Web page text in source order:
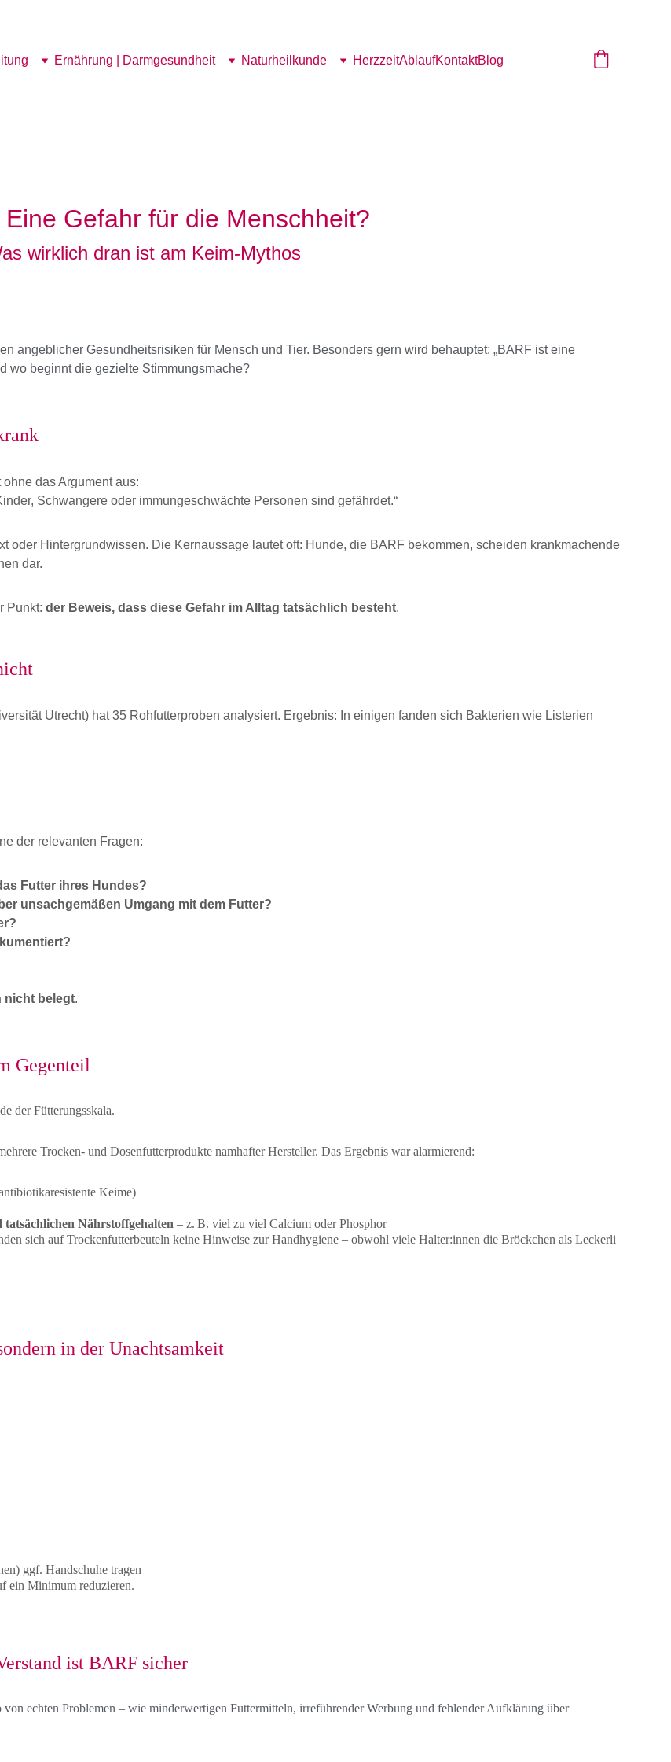
Ernährung | Darmgesundheit Naturheilkunde HerzzeitAblaufKontaktBlog
angeblicher Gesundheitsrisiken für Mensch und Tier. Besonders gern wird behauptet: „BARF ist eine
wo beginnt die gezielte Stimmungsmache?
Eine Gefahr für die Menschheit?
wirklich dran ist am Keim-Mythos
das Argument aus:
Schwangere oder immungeschwächte Personen sind gefährdet.“
oder Hintergrundwissen. Die Kernaussage lautet oft: Hunde, die BARF bekommen, scheiden krankmachende
dar.
Punkt: der Beweis, dass diese Gefahr im Alltag tatsächlich besteht.
Utrecht) hat 35 Rohfutterproben analysiert. Ergebnis: In einigen fanden sich Bakterien wie Listerien
der relevanten Fragen:
Futter ihres Hundes?
unsachgemäßen Umgang mit dem Futter?
nicht belegt.
Gegenteil
der Fütterungsskala.
Trocken- und Dosenfutterprodukte namhafter Hersteller. Das Ergebnis war alarmierend:
Keime)
Nährstoffgehalten – z. B. viel zu viel Calcium oder Phosphor
sich auf Trockenfutterbeuteln keine Hinweise zur Handhygiene – obwohl viele Halter:innen die Bröckchen als Leckerli
in der Unachtsamkeit
ggf. Handschuhe tragen
ein Minimum reduzieren.
ist BARF sicher
echten Problemen – wie minderwertigen Futtermitteln, irreführender Werbung und fehlender Aufklärung über